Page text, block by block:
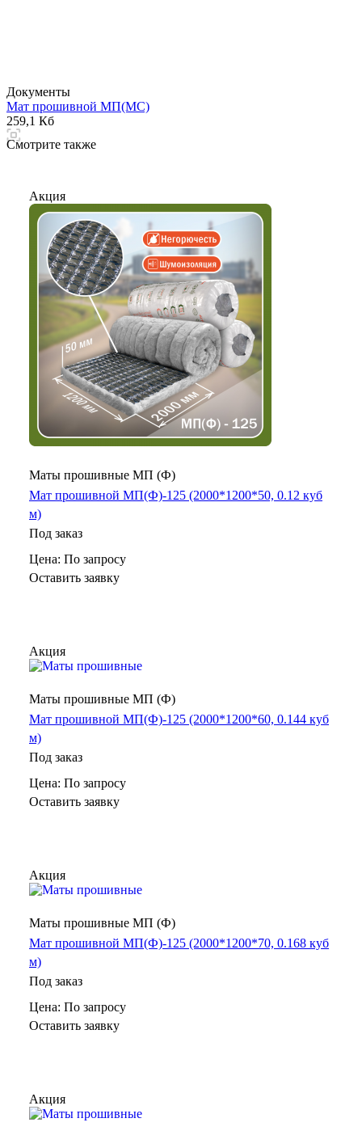
Документы
Мат прошивной МП(МС)
259,1 Кб
Смотрите также
Акция
Маты прошивные МП (Ф)
Мат прошивной МП(Ф)-125 (2000*1200*50, 0.12 куб
м)
Под заказ
Цена: По запросу
Оставить заявку
Акция
Маты прошивные МП (Ф)
Мат прошивной МП(Ф)-125 (2000*1200*60, 0.144 куб
м)
Под заказ
Цена: По запросу
Оставить заявку
Акция
Маты прошивные МП (Ф)
Мат прошивной МП(Ф)-125 (2000*1200*70, 0.168 куб
м)
Под заказ
Цена: По запросу
Оставить заявку
Акция